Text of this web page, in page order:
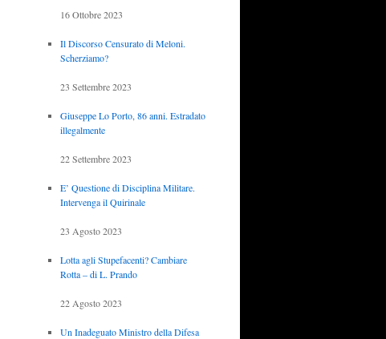
16 Ottobre 2023
Il Discorso Censurato di Meloni.
Scherziamo?
23 Settembre 2023
Giuseppe Lo Porto, 86 anni. Estradato
illegalmente
22 Settembre 2023
E’ Questione di Disciplina Militare.
Intervenga il Quirinale
23 Agosto 2023
Lotta agli Stupefacenti? Cambiare
Rotta – di L. Prando
22 Agosto 2023
Un Inadeguato Ministro della Difesa